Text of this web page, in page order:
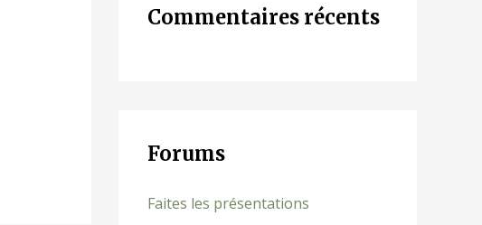
Commentaires récents
Forums
Faites les présentations